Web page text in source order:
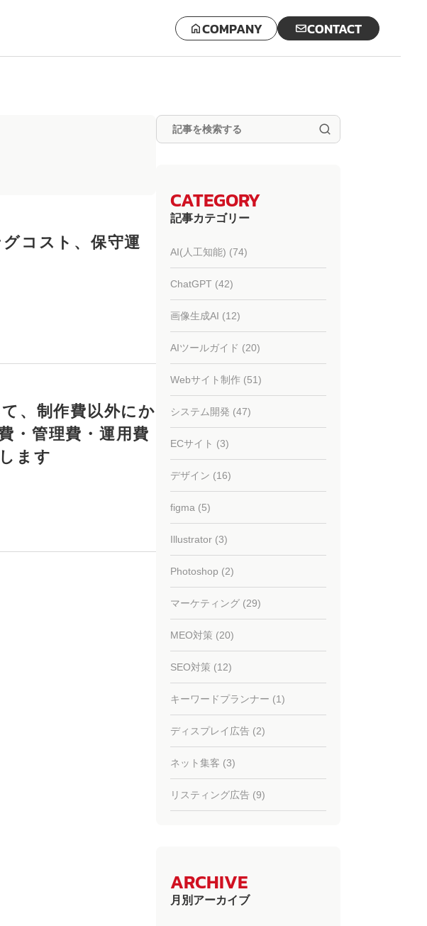
COMPANY CONTACT
コスト、保守運
、制作費以外にか
・管理費・運用費
ます
CATEGORY
記事カテゴリー
AI(人工知能) (74)
ChatGPT (42)
画像生成AI (12)
AIツールガイド (20)
Webサイト制作 (51)
システム開発 (47)
ECサイト (3)
デザイン (16)
figma (5)
Illustrator (3)
Photoshop (2)
マーケティング (29)
MEO対策 (20)
SEO対策 (12)
キーワードプランナー (1)
ディスプレイ広告 (2)
ネット集客 (3)
リスティング広告 (9)
ARCHIVE
月別アーカイブ